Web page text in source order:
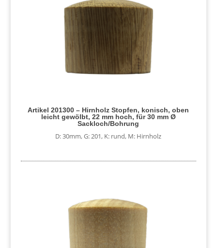
Artikel 201300 – Hirnholz Stopfen, konisch, oben
leicht gewölbt, 22 mm hoch, für 30 mm Ø
Sackloch/Bohrung
D: 30mm,G: 201, K: rund, M: Hirnholz